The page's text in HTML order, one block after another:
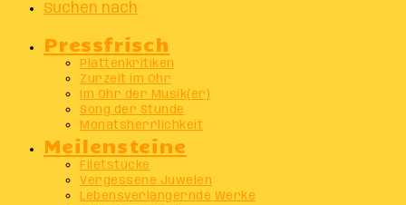
Suchen nach
Pressfrisch
Plattenkritiken
Zurzeit im Ohr
Im Ohr der Musik(er)
Song der Stunde
Monatsherrlichkeit
Meilensteine
Filetstücke
Vergessene Juwelen
Lebensverlängernde Werke